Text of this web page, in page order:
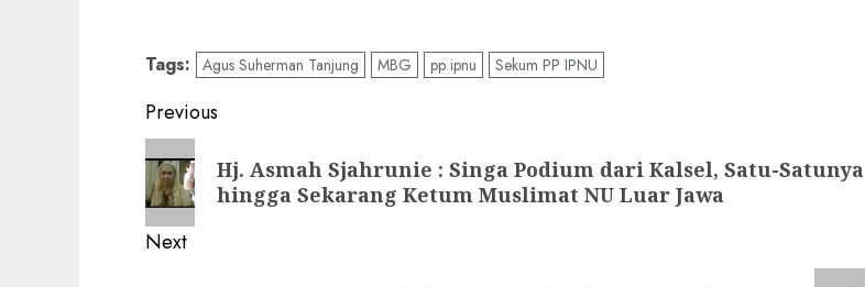
Tags: Agus Suherman Tanjung MBG pp ipnu Sekum PP IPNU
Previous
Hj. Asmah Sjahrunie : Singa Podium dari Kalsel, Satu-Satunya
hingga Sekarang Ketum Muslimat NU Luar Jawa
Next